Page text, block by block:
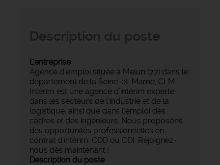
L'entreprise
Agence d’emploi située à Melun (77) dans le
département de la Seine-et-Marne, CLM
Intérim est une agence d’intérim experte
dans les secteurs de l'industrie et de la
logistique, ainsi que dans l'emploi des
cadres et des ingénieurs. Nous proposons
des opportunités professionnelles en
contrat d'intérim, CDD ou CDI. Rejoignez-
nous dès maintenant !
Description du poste